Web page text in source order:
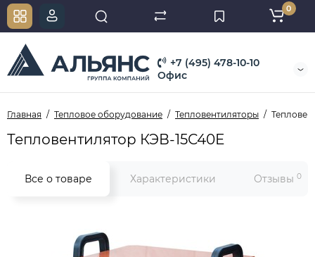
+7 (495) 478-10-10
Офис
0
Главная Тепловое оборудование Тепловентиляторы
Тепловентилятор КЭВ-15С40Е
Все о товаре Характеристики Отзывы 0